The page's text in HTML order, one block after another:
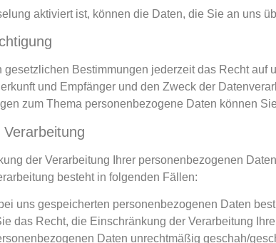
aktiviert ist, können die Daten, die Sie an uns
Bestimmungen jederzeit das Recht auf
und Empfänger und den Zweck der
zum Thema personenbezogene Daten können
der Verarbeitung Ihrer personenbezogenen
besteht in folgenden Fällen:
uns gespeicherten personenbezogenen Daten
das Recht, die Einschränkung der Verarbeitung
Daten unrechtmäßig geschah/